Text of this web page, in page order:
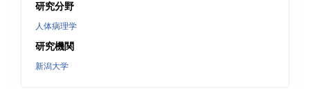
研究分野
人体病理学
研究機関
新潟大学